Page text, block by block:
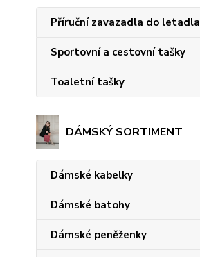
Příruční zavazadla do letadla
Sportovní a cestovní tašky
Toaletní tašky
DÁMSKÝ SORTIMENT
Dámské kabelky
Dámské batohy
Dámské peněženky